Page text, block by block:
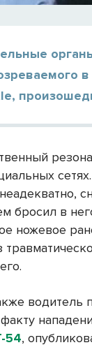
бросил в
ножевое
водитель
54,